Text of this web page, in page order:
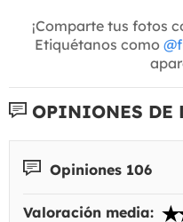
¡Comparte tus fotos
Etiquétanos como
OPINIONES DE
Opiniones 106
Valoración media: